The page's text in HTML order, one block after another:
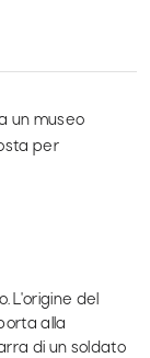
un museo
per
L'origine del
alla
di un soldato